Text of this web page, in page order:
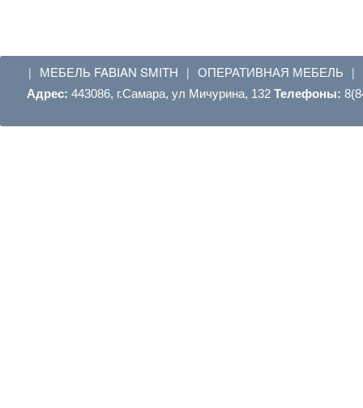
| МЕБЕЛЬ FABIAN SMITH | ОПЕРАТИВНАЯ МЕБЕЛЬ |
Адрес: 443086, г.Самара, ул Мичурина, 132 Телефоны: